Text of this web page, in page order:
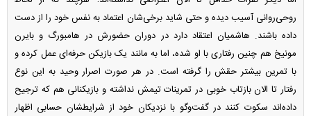
روحی‌روانی آسیب دیده و حتی شاید برخی‌شان اعتماد به نفس خود را از دست
داده باشند. هاشمیان اعتقاد دارد در دوران حضورش در هامبورگ و بایرن
مونیخ هم چنین رفتاری با او شده، اما به مانند یک بازیکن حرفه‌ای عمل کرده و
با تمرین بیشتر حقش را گرفته است. در هر صورت اصرار وحید به این نوع
رفتار تا الان بازتاب خوبی در تمرینات تیمش نداشته و بازیکنانی هم که ترجیح
داده‌اند سکوت کنند در گفت‌و‌گو با نزدیکان خود از شرایطشان حسابی اظهار